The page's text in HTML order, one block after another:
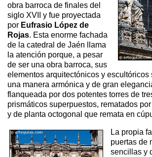
obra barroca de finales del
siglo XVII y fue proyectada
por Eufrasio López de
Rojas. Esta enorme fachada
de la catedral de Jaén llama
la atención porque, a pesar
de ser una obra barroca, sus
elementos arquitectónicos y escultóricos
una manera armónica y de gran
flanqueada por dos potentes torres de
prismáticos superpuestos, rematados
y de planta octogonal que remata en
La propia
puertas de
sencillas y